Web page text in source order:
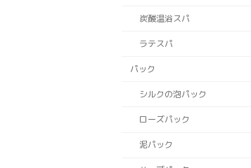
炭酸温浴スパ
ラテスパ
パック
シルクの泡パック
ローズパック
泥パック